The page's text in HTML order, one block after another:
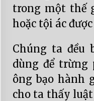
trong một thế
hoặc tội ác
Chúng ta đều
dùng để trừng
ông bạo hành
cho ta thấy